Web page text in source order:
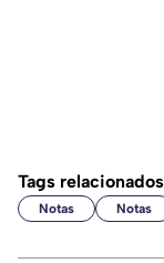
Tags relacionados
Notas Notas